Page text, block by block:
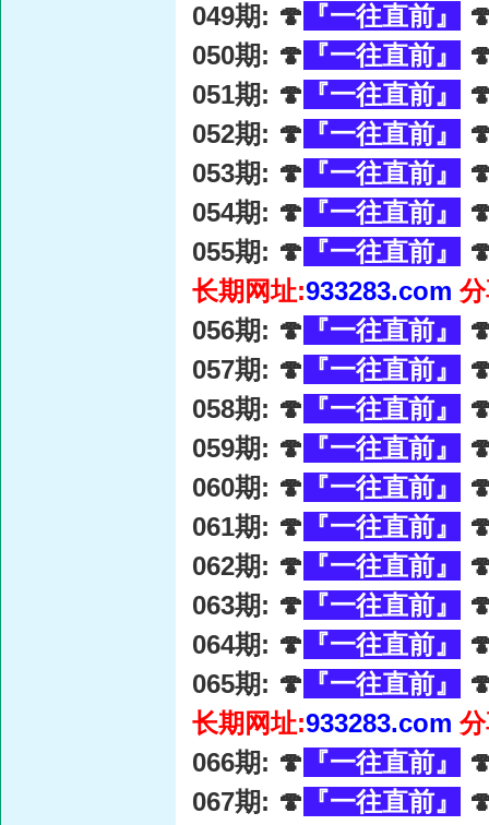
049期: 🍄 『一往直前』
050期: 🍄 『一往直前』
051期: 🍄 『一往直前』
052期: 🍄 『一往直前』
053期: 🍄 『一往直前』
054期: 🍄 『一往直前』
055期: 🍄 『一往直前』
长期网址:933283.com
056期: 🍄 『一往直前』
057期: 🍄 『一往直前』
058期: 🍄 『一往直前』
059期: 🍄 『一往直前』
060期: 🍄 『一往直前』
061期: 🍄 『一往直前』
062期: 🍄 『一往直前』
063期: 🍄 『一往直前』
064期: 🍄 『一往直前』
065期: 🍄 『一往直前』
长期网址:933283.com
066期: 🍄 『一往直前』
067期: 🍄 『一往直前』